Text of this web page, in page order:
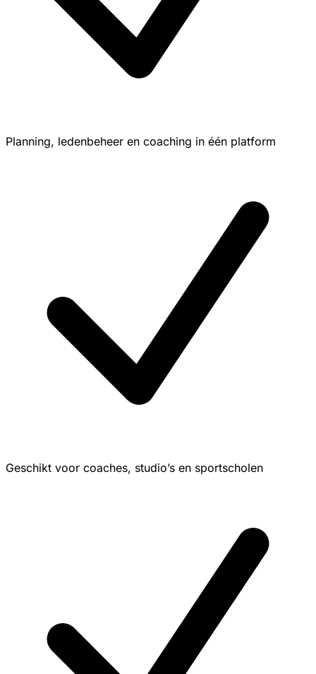
Planning, ledenbeheer en coaching in één platform
Geschikt voor coaches, studio’s en sportscholen